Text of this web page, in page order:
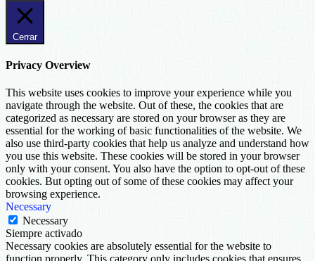
Cerrar
Privacy Overview
This website uses cookies to improve your experience while you
navigate through the website. Out of these, the cookies that are
categorized as necessary are stored on your browser as they are
essential for the working of basic functionalities of the website. We
also use third-party cookies that help us analyze and understand how
you use this website. These cookies will be stored in your browser
only with your consent. You also have the option to opt-out of these
cookies. But opting out of some of these cookies may affect your
browsing experience.
Necessary
Necessary
Siempre activado
Necessary cookies are absolutely essential for the website to